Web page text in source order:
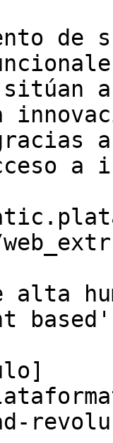
de
a
a
alta
based'